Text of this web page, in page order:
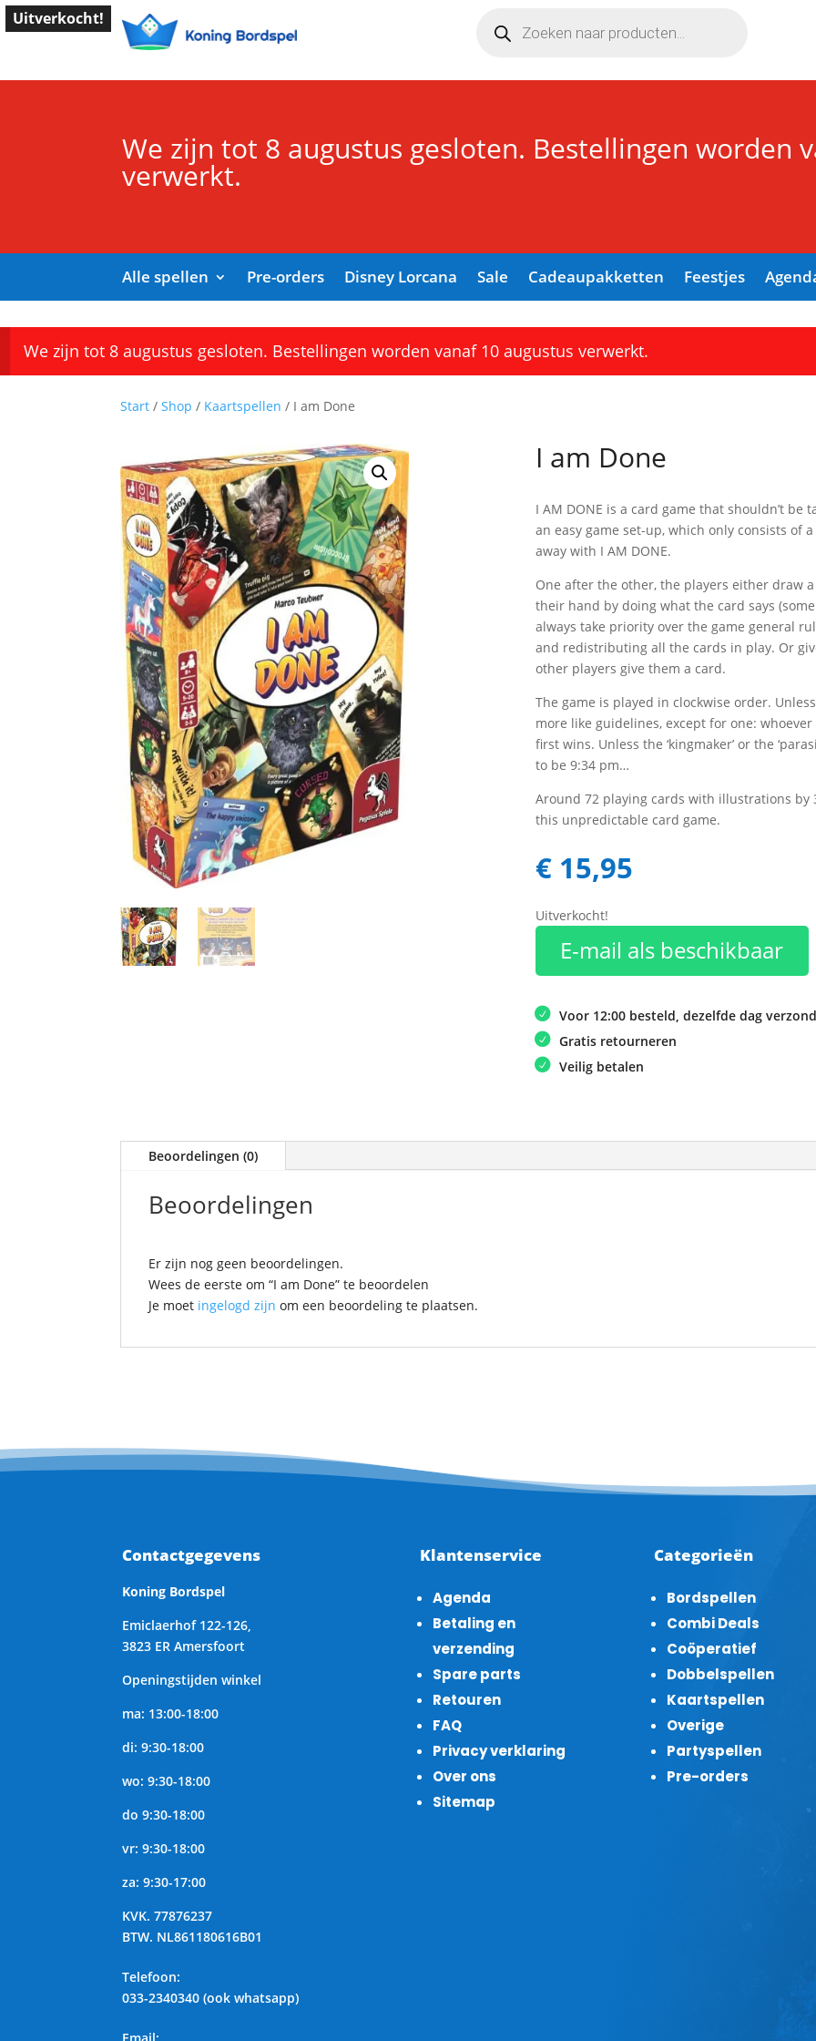
zoeken
We zijn tot 8 augustus gesloten. Bestellingen worden
verwerkt.
Alle spellen Pre-orders Disney Lorcana Sale Cadeaupakketten Feestjes
We zijn tot 8 augustus gesloten. Bestellingen worden vanaf 10 augustus verwerkt.
Uitverkocht!
Start / Shop / Kaartspellen / I am Done
I am Done
I AM DONE is a card game that shouldn’t
an easy game set-up, which only consists of
away with I AM DONE.
One after the other, the players either draw
their hand by doing what the card says
always take priority over the game general
and redistributing all the cards in play. Or
other players give them a card.
The game is played in clockwise order.
more like guidelines, except for one: whoever
first wins. Unless the ‘kingmaker’ or the
to be 9:34 pm…
Around 72 playing cards with illustrations
this unpredictable card game.
€15,95
Uitverkocht!
E-mail als beschikbaar
Voor 12:00 besteld, dezelfde dag
Gratis retourneren
Veilig betalen
Beoordelingen (0)
Beoordelingen
Er zijn nog geen beoordelingen.
Wees de eerste om “I am Done” te beoordelen
Je moet ingelogd zijn om een beoordeling te plaatsen.
Contactgegevens
Koning Bordspel
Emiclaerhof 122-126,
3823 ER Amersfoort
Openingstijden winkel
ma: 13:00-18:00
di: 9:30-18:00
wo: 9:30-18:00
do 9:30-18:00
vr: 9:30-18:00
za: 9:30-17:00
KVK. 77876237
BTW. NL861180616B01
Telefoon:
033-2340340 (ook whatsapp)
Klantenservice
Agenda
Betaling en
verzending
Spare parts
Retouren
FAQ
Privacy verklaring
Over ons
Sitemap
Categorieën
Bordspellen
Combi Deals
Coöperatief
Dobbelspellen
Kaartspellen
Overige
Partyspellen
Pre-orders